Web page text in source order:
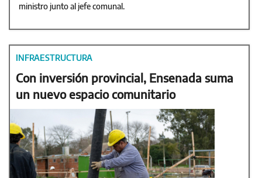
ministro junto al jefe comunal.
INFRAESTRUCTURA
Con inversión provincial, Ensenada suma
un nuevo espacio comunitario